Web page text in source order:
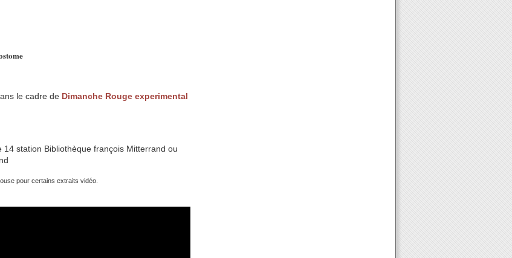
le cadre de Dimanche Rouge experimental
station Bibliothèque françois Mitterrand ou
pour certains extraits vidéo.